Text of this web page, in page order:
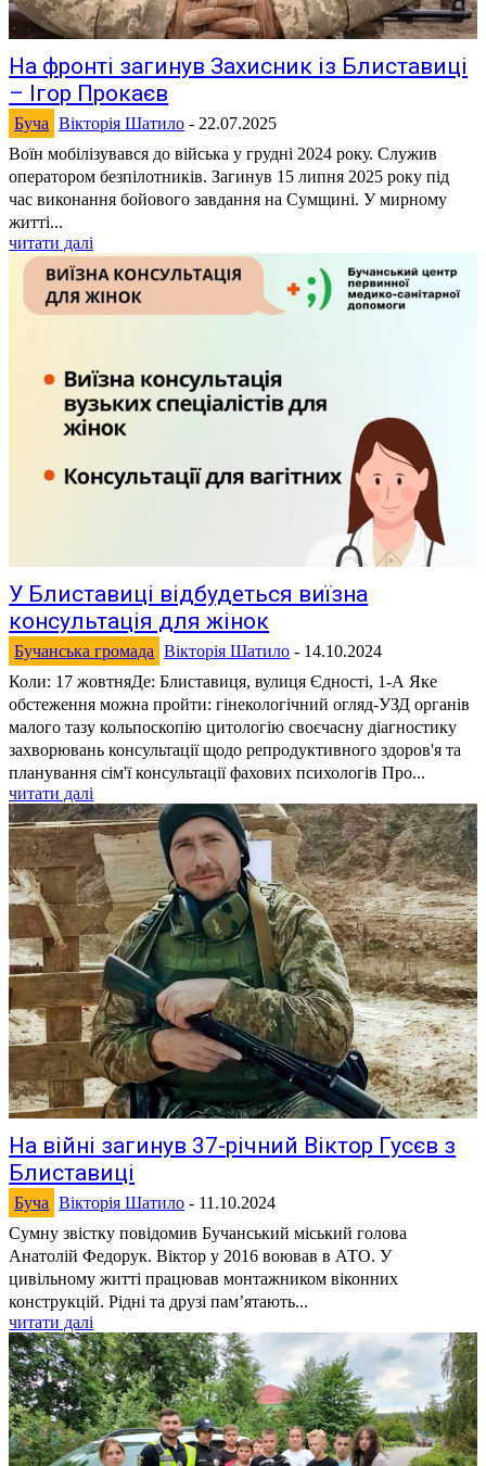
На фронті загинув Захисник із Блиставиці
– Ігор Прокаєв
Буча Вікторія Шатило - 22.07.2025
Воїн мобілізувався до війська у грудні 2024 року. Служив
оператором безпілотників. Загинув 15 липня 2025 року під
час виконання бойового завдання на Сумщині. У мирному
житті...
читати далі
У Блиставиці відбудеться виїзна
консультація для жінок
Бучанська громада Вікторія Шатило - 14.10.2024
Коли: 17 жовтняДе: Блиставиця, вулиця Єдності, 1-А Яке
обстеження можна пройти: гінекологічний огляд-УЗД органів
малого тазу кольпоскопію цитологію своєчасну діагностику
захворювань консультації щодо репродуктивного здоров'я та
планування сім'ї консультації фахових психологів Про...
читати далі
На війні загинув 37-річний Віктор Гусєв з
Блиставиці
Буча Вікторія Шатило - 11.10.2024
Сумну звістку повідомив Бучанський міський голова
Анатолій Федорук. Віктор у 2016 воював в АТО. У
цивільному житті працював монтажником віконних
конструкцій. Рідні та друзі пам’ятають...
читати далі